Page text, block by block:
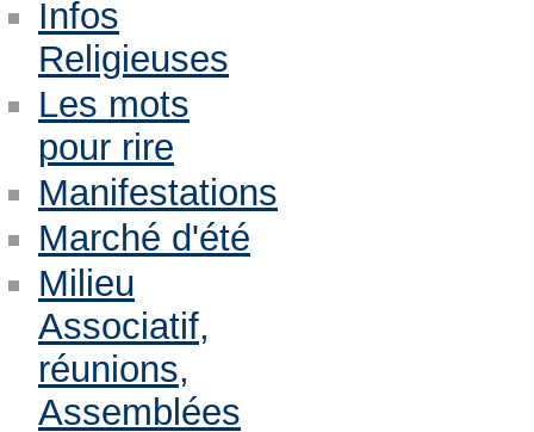
Infos
Religieuses
Les mots
pour rire
Manifestations
Marché d'été
Milieu
Associatif,
réunions,
Assemblées